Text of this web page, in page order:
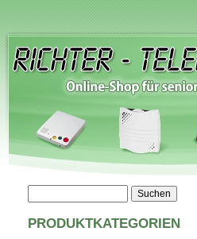
PRODUKTKATEGORIEN